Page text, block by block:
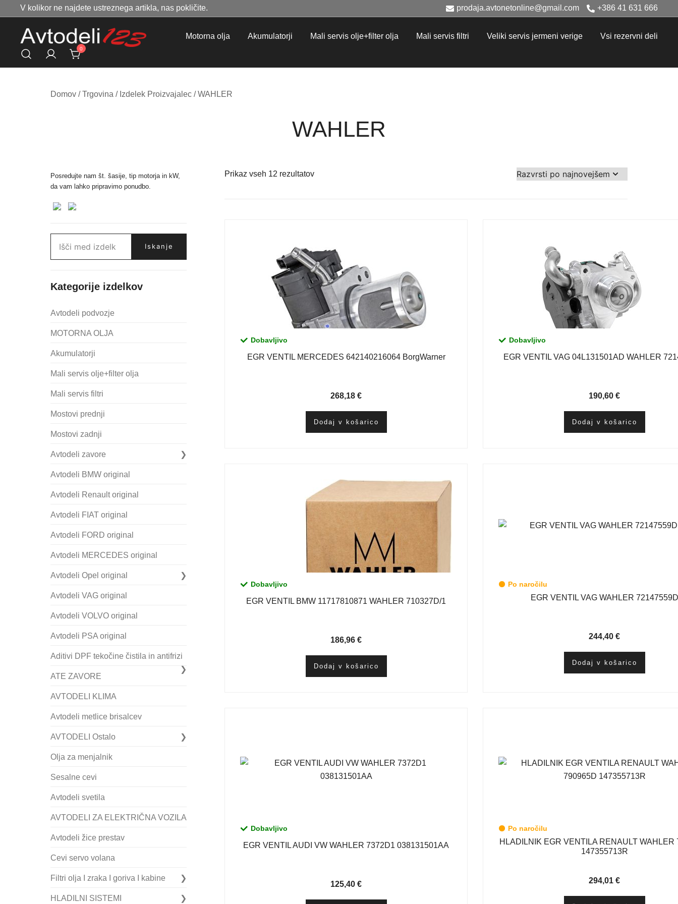
to
content
V kolikor ne najdete ustreznega artikla, nas pokličite. prodaja.avtonetonline@gmail.com +386 41 631 666
Avtodeli123.si
Prodaja rezervnih avtodelov
Motorna olja Akumulatorji Mali servis olje+filter olja Mali servis filtri Veliki servis jermeni verige Vsi rezervni deli
0
Domov /Trgovina / Izdelek Proizvajalec / WAHLER
WAHLER
Prikaz vseh 12 rezultatovRazvrščeno
Dobavljivo
EGR VENTIL MERCEDES 642140216064 BorgWarner
268,18 €
Dodaj v košarico
Dobavljivo
EGR VENTIL VAG 04L131501AD WAHLER
190,60 €
Dodaj v košarico
Dobavljivo
EGR VENTIL BMW 11717810871 WAHLER 710327D/1
186,96 €
Dodaj v košarico
Po naročilu
EGR VENTIL VAG WAHLER 72147559D
244,40 €
Dodaj v košarico
Dobavljivo
EGR VENTIL AUDI VW WAHLER 7372D1 038131501AA
125,40 €
Po naročilu
HLADILNIK EGR VENTILA RENAULT WAHLER
147355713R
294,01 €
Posredujte nam št. šasije, tip motorja in kW,
da vam lahko pripravimo ponudbo.
Iskanje
Kategorije izdelkov
Avtodeli podvozje
MOTORNA OLJA
Akumulatorji
Mali servis olje+filter olja
Mali servis filtri
Mostovi prednji
Mostovi zadnji
Avtodeli zavore
Avtodeli BMW original
Avtodeli Renault original
Avtodeli FIAT original
Avtodeli FORD original
Avtodeli MERCEDES original
Avtodeli Opel original
Avtodeli VAG original
Avtodeli VOLVO original
Avtodeli PSA original
Aditivi DPF tekočine čistila in antifrizi
ATE ZAVORE
AVTODELI KLIMA
Avtodeli metlice brisalcev
AVTODELI Ostalo
Olja za menjalnik
Sesalne cevi
Avtodeli svetila
AVTODELI ZA ELEKTRIČNA VOZILA
Avtodeli žice prestav
Cevi servo volana
Filtri olja I zraka I goriva I kabine
HLADILNI SISTEMI